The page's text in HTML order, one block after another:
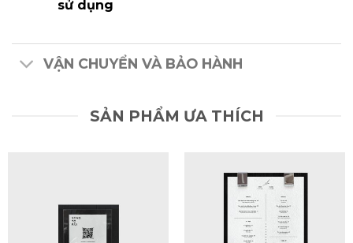
sử dụng
VẬN CHUYỂN VÀ BẢO HÀNH
SẢN PHẨM ƯA THÍCH